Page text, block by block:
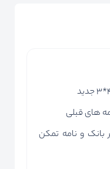
های قبلی
با مهر بانک و نامه تمکن